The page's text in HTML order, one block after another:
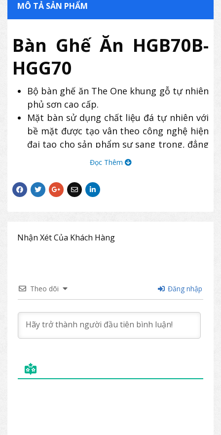
MÔ TẢ SẢN PHẨM
Bàn Ghế Ăn HGB70B-
HGG70
Bộ bàn ghế ăn The One khung gỗ tự nhiên
phủ sơn cao cấp.
Mặt bàn sử dụng chất liệu đá tự nhiên với
bề mặt được tạo vân theo công nghệ hiện
đại tạo cho sản phẩm sự sang trọng, đẳng
thiết kế sang trọng thích hợp cho các
không gian phòng ăn gia đình, nhà hàng,
quán ăn,…
Một bộ sản phẩm bao gồm
và 04 ghế HGG70
Bàn HGB70B
800
760
Ghế HGG70
430 535 955
Đọc Thêm
Nhận Xét Của Khách Hàng
Theo dõi Đăng nhập